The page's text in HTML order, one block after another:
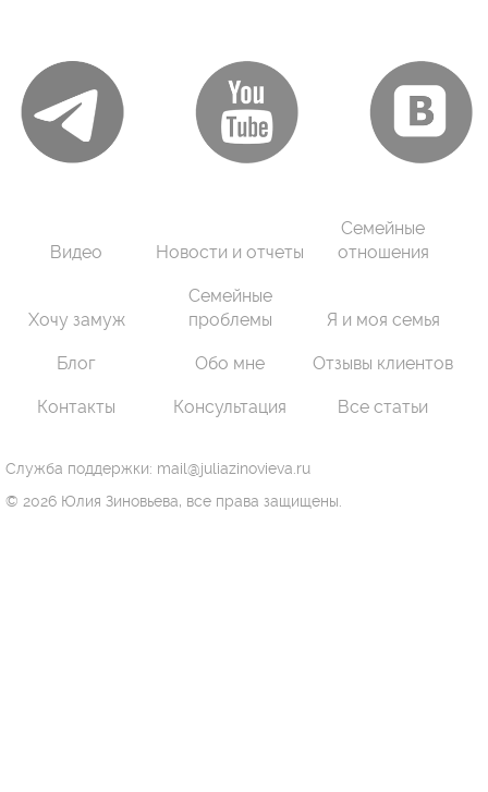
Видео Новости и отчеты
Семейные
отношения
Хочу замуж
Семейные
проблемы
Я и моя семья
Блог Обо мне Отзывы клиентов
Контакты Консультация Все статьи
Служба поддержки: mail@juliazinovieva.ru
© 2026 Юлия Зиновьева, все права защищены.